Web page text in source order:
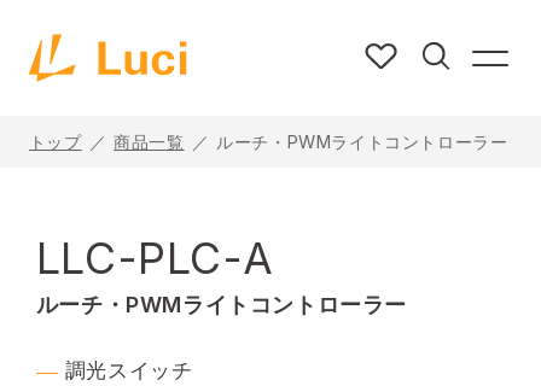
トップ 商品一覧 ルーチ・PWMライトコントローラー
LLC-PLC-A
ルーチ・PWMライトコントローラー
調光スイッチ